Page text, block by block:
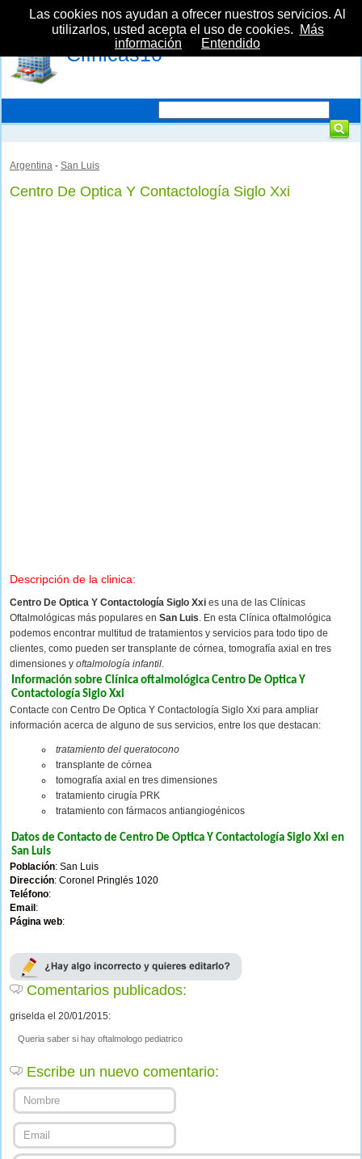
Clínicas10
Argentina - San Luis
Centro De Optica Y Contactología Siglo Xxi
Descripción de la clinica:
Centro De Optica Y Contactología Siglo Xxi es una de las Clínicas
Oftalmológicas más populares en San Luis. En esta Clínica oftalmológica
podemos encontrar multitud de tratamientos y servicios para todo tipo de
clientes, como pueden ser transplante de córnea, tomografía axial en tres
dimensiones y oftalmología infantil.
Información sobre Clínica oftalmológica Centro De Optica Y
Contactología Siglo Xxi
Contacte con Centro De Optica Y Contactología Siglo Xxi para ampliar
información acerca de alguno de sus servicios, entre los que destacan:
tratamiento del queratocono
transplante de córnea
tomografía axial en tres dimensiones
tratamiento cirugía PRK
tratamiento con fármacos antiangiogénicos
Datos de Contacto de Centro De Optica Y Contactología Siglo Xxi en
San Luis
Población: San Luis
Dirección: Coronel Pringlés 1020
Teléfono:
Email :
Página web:
Comentarios publicados:
griselda el 20/01/2015:
Queria saber si hay oftalmologo pediatrico
Escribe un nuevo comentario:
Las cookies nos ayudan a ofrecer nuestros servicios. Al
utilizarlos, usted acepta el uso de cookies.
Más
información
Entendido